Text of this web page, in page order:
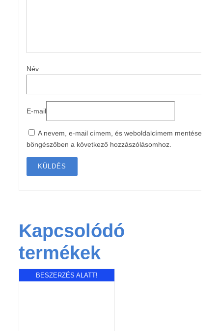
Név
E-mail
A nevem, e-mail címem, és weboldalcímem mentése a
böngészőben a következő hozzászólásomhoz.
Kapcsolódó
termékek
BESZERZÉS ALATT!